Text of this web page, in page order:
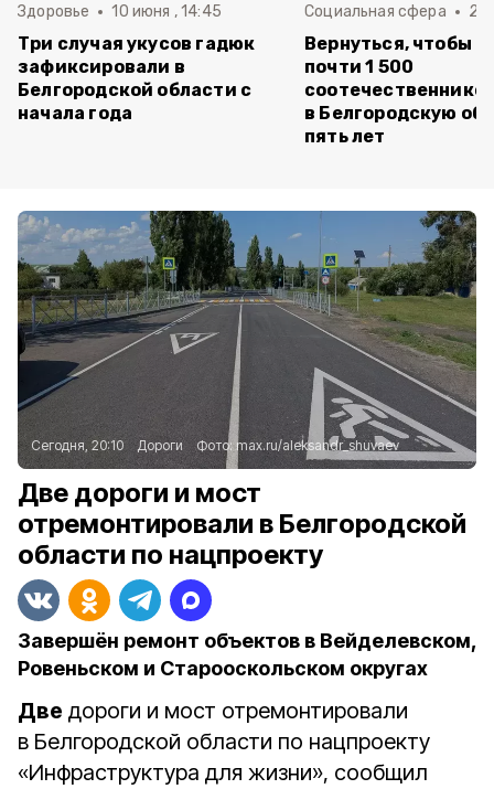
Здоровье 10 июня , 14:45
Три случая укусов гадюк
зафиксировали в
Белгородской области с
начала года
Социальная сфера 20
Вернуться, чтобы
почти 1 500
в Белгородскую
пять лет
Сегодня, 20:10 Дороги Фото:max.ru/aleksandr_shuvaev
Две дороги и мост
отремонтировали в Белгородской
области по нацпроекту
Завершён ремонт объектов в Вейделевском,
Ровеньском и Старооскольском округах
Две дороги и мост отремонтировали
в Белгородской области по нацпроекту
«Инфраструктура для жизни», сообщил